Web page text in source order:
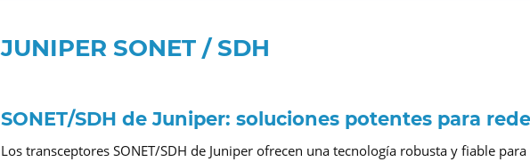
JUNIPER SONET / SDH
SONET/SDH de Juniper: soluciones potentes para
Los transceptores SONET/SDH de Juniper ofrecen una tecnología robusta y fiable